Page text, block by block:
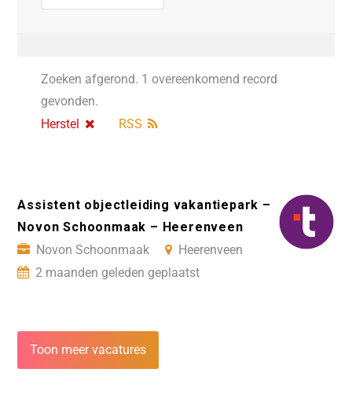
Zoeken afgerond. 1 overeenkomend record
gevonden.
Herstel
RSS
Assistent objectleiding vakantiepark –
Novon Schoonmaak – Heerenveen
Novon Schoonmaak
Heerenveen
2 maanden geleden geplaatst
Toon meer vacatures